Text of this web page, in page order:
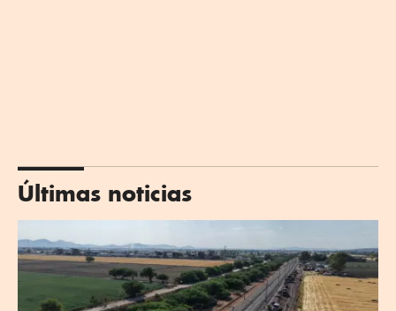
Últimas noticias